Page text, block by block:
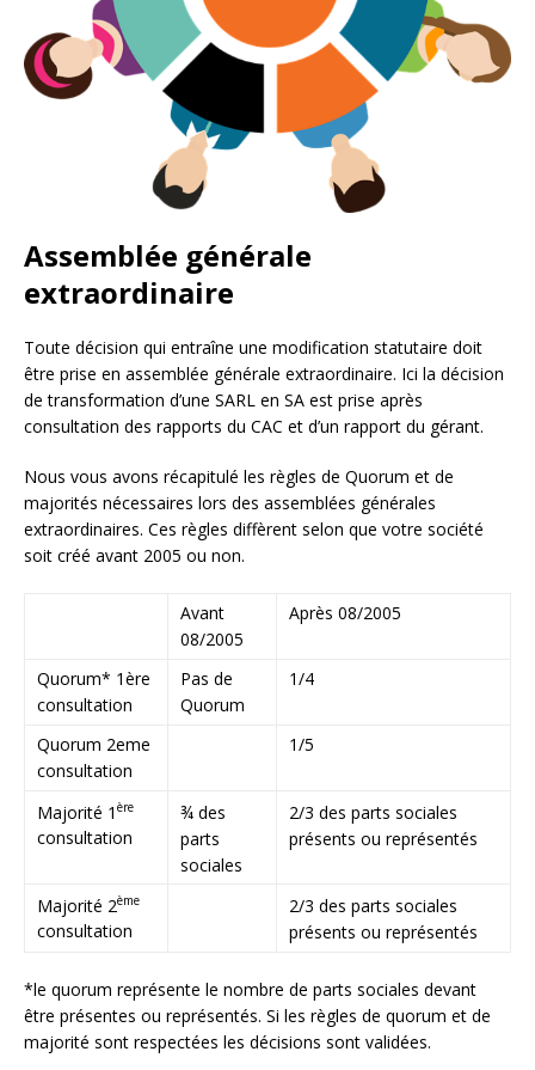
Assemblée générale
extraordinaire
Toute décision qui entraîne une modification statutaire doit
être prise en assemblée générale extraordinaire. Ici la décision
de transformation d’une SARL en SA est prise après
consultation des rapports du CAC et d’un rapport du gérant.
Nous vous avons récapitulé les règles de Quorum et de
majorités nécessaires lors des assemblées générales
extraordinaires. Ces règles diffèrent selon que votre société
soit créé avant 2005 ou non.
Avant
08/2005
Après 08/2005
Quorum* 1ère
consultation
Pas de
Quorum
1/4
Quorum 2eme
consultation
1/5
Majorité 1 ère
consultation
¾ des
parts
sociales
2/3 des parts sociales
présents ou représentés
Majorité 2ème
consultation
2/3 des parts sociales
présents ou représentés
*le quorum représente le nombre de parts sociales devant
être présentes ou représentés. Si les règles de quorum et de
majorité sont respectées les décisions sont validées.